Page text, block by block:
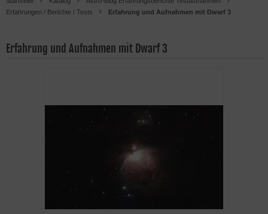
Erfahrungen / Berichte / Tests
Erfahrung und Aufnahmen mit Dwarf 3
Erfahrung und Aufnahmen mit Dwarf 3